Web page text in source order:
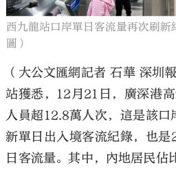
西九龍站口岸單日客流量再次刷新
圖）
（大公文匯網記者 石華 深圳
站獲悉，12月21日，廣深港
人員超12.8萬人次，這是該口
新單日出入境客流紀錄，也
日客流量。其中，內地居民